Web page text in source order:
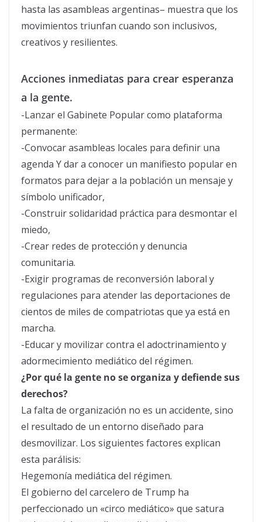
hasta las asambleas argentinas– muestra que los
movimientos triunfan cuando son inclusivos,
creativos y resilientes.
Acciones inmediatas para crear esperanza
a la gente.
-Lanzar el Gabinete Popular como plataforma
permanente:
-Convocar asambleas locales para definir una
agenda Y dar a conocer un manifiesto popular en
formatos para dejar a la población un mensaje y
símbolo unificador,
-Construir solidaridad práctica para desmontar el
miedo,
-Crear redes de protección y denuncia
comunitaria.
-Exigir programas de reconversión laboral y
regulaciones para atender las deportaciones de
cientos de miles de compatriotas que ya está en
marcha.
-Educar y movilizar contra el adoctrinamiento y
adormecimiento mediático del régimen.
¿Por qué la gente no se organiza y defiende sus
derechos?
La falta de organización no es un accidente, sino
el resultado de un entorno diseñado para
desmovilizar. Los siguientes factores explican
esta parálisis:
Hegemonía mediática del régimen.
El gobierno del carcelero de Trump ha
perfeccionado un «circo mediático» que satura